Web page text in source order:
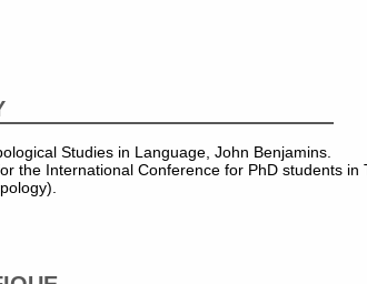
Studies in Language, John Benjamins.
the International Conference for PhD students in